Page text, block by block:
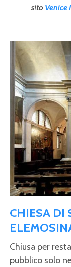
sito Venice
CHIESA DI
Chiusa per
pubblico solo
Pagine